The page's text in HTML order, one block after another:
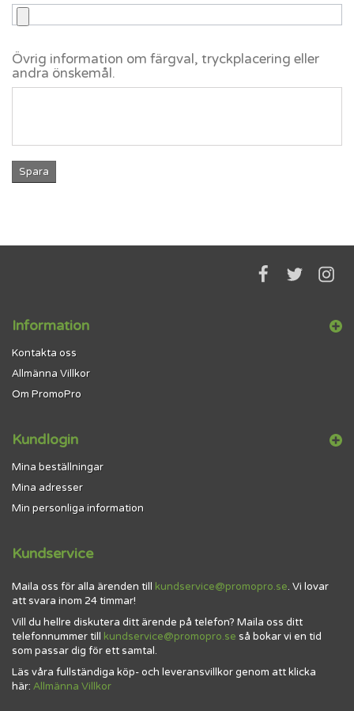
Övrig information om färgval, tryckplacering eller
andra önskemål.
Spara
Information
Kontakta oss
Allmänna Villkor
Om PromoPro
Kundlogin
Mina beställningar
Mina adresser
Min personliga information
Kundservice
Maila oss för alla ärenden till kundservice@promopro.se. Vi lovar
att svara inom 24 timmar!
Vill du hellre diskutera ditt ärende på telefon? Maila oss ditt
telefonnummer till kundservice@promopro.se så bokar vi en tid
som passar dig för ett samtal.
Läs våra fullständiga köp- och leveransvillkor genom att klicka
här: Allmänna Villkor